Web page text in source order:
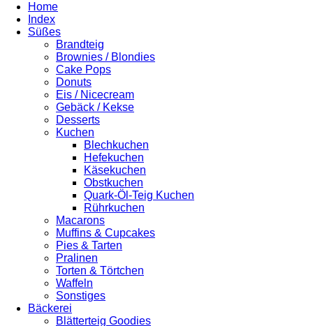
Home
Index
Süßes
Brandteig
Brownies / Blondies
Cake Pops
Donuts
Eis / Nicecream
Gebäck / Kekse
Desserts
Kuchen
Blechkuchen
Hefekuchen
Käsekuchen
Obstkuchen
Quark-Öl-Teig Kuchen
Rührkuchen
Macarons
Muffins & Cupcakes
Pies & Tarten
Pralinen
Torten & Törtchen
Waffeln
Sonstiges
Bäckerei
Blätterteig Goodies